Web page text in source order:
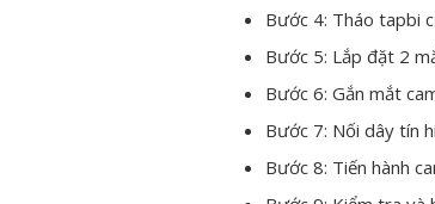
Bước 4: Tháo tapbi
Bước 5: Lắp đặt 2
Bước 6: Gắn mắt
Bước 7: Nối dây tín
Bước 8: Tiến hành